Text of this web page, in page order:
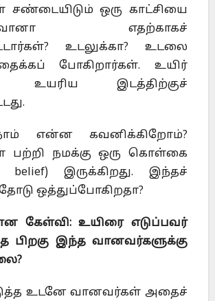
ஒரு காட்சியை
எதற்காகச்
உடலுக்கா? உடலை
போகிறார்கள். உயிர்
உயரிய இடத்திற்குச்
என்ன கவனிக்கிறோம்?
பற்றி நமக்கு ஒரு கொள்கை
belief) இருக்கிறது. இந்தச்
ஒத்துப்போகிறதா?
கேள்வி: உயிரை எடுப்பவர்
பிறகு இந்த வானவர்களுக்கு
உடனே வானவர்கள் அதைச்